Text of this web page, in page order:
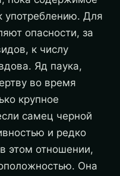
употреблению. Для
опасности, за
к числу
Яд паука,
во время
крупное
самец черной
и редко
этом отношении,
Она